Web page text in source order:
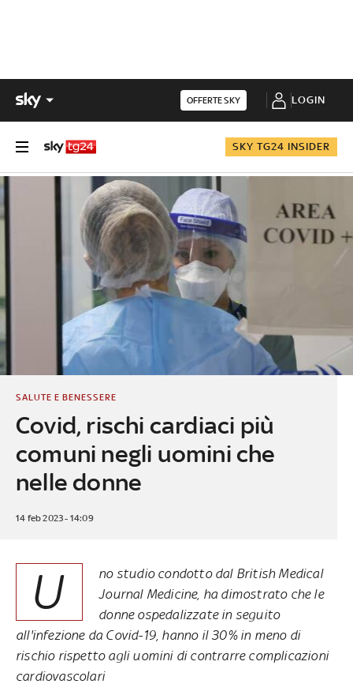
OFFERTE SKY LOGIN
SKY TG24 INSIDER
Covid, rischi cardiaci più
comuni negli uomini che
nelle donne
SALUTE E BENESSERE
14 feb 2023 - 14:09
U
no studio condotto dal British Medical
Journal Medicine, ha dimostrato che le
donne ospedalizzate in seguito
all'infezione da Covid-19, hanno il 30% in meno di
rischio rispetto agli uomini di contrarre complicazioni
cardiovascolari